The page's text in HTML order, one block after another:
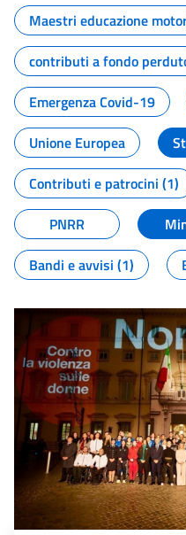
Maestri educazione
contributi a fondo
Emergenza Covid-19
Unione Europea
Contributi e patrocini (1)
PNRR
Bandi e avvisi (1)